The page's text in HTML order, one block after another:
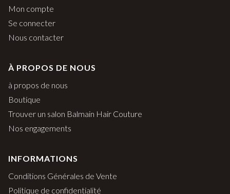
Mon compte
Se connecter
Nous contacter
À PROPOS DE NOUS
à propos de nous
Boutique
Trouver un salon Balmain Hair Couture
Nos engagements
INFORMATIONS
Conditions Générales de Vente
Politique de confidentialité